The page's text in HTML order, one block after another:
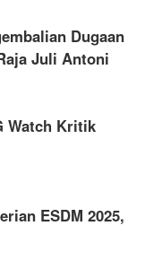
Dugaan
Juli Antoni
Watch Kritik
ESDM 2025,